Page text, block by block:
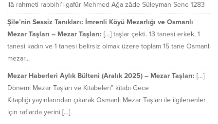
ilâ rahmeti rabbihi’l-gafûr Mehmed Ağa zâde Süleyman Sene 1283
Şile’nin Sessiz Tanıkları: İmrenli Köyü Mezarlığı ve Osmanlı
Mezar Taşları – Mezar Taşları: […] taşlar çekti. 13 tanesi erkek, 1
tanesi kadın ve 1 tanesi belirsiz olmak üzere toplam 15 tane Osmanlı
mezar...
Mezar Haberleri Aylık Bülteni (Aralık 2025) – Mezar Taşları: […]
Dönemi Mezar Taşları ve Kitabeleri” kitabı Gece
Kitaplığı yayınlarından çıkarak Osmanlı Mezar Taşları ile ilgilenenler
için raflarda yerini […]